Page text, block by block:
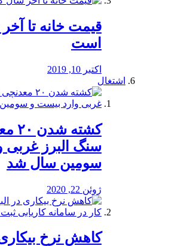
قیمت خانه تا
است
اکتبر 10, 2019
اشتغال
سنگ البرز غربی
سومین سال شد
ژوئن 22, 2020